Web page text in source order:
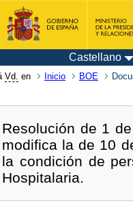
Castellano
Vd. en Inicio BOE
Resolución de 1
modifica la de 10
la condición de
Hospitalaria.